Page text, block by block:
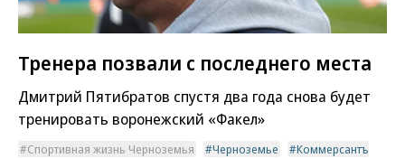
Тренера позвали с последнего места
Дмитрий Пятибратов спустя два года снова будет
тренировать воронежский «Факел»
Спортивная жизнь Черноземья Черноземье
Коммерсантъ